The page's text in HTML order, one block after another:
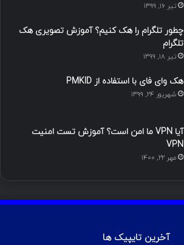
ن
ا
تیر ۱۶, ۱۳۹۹
چطور تلگرام را هک کنیم؟ آموزش تصویری هک
تلگرام
تیر ۱۸, ۱۳۹۹
هک وای فای با استفاده از PMKID
شهریور ۲۴, ۱۳۹۹
آیا VPN ما امن است؟ آموزش تست امنیت
VPN
مهر ۲۲, ۱۴۰۰
آخرین تایپیک ها